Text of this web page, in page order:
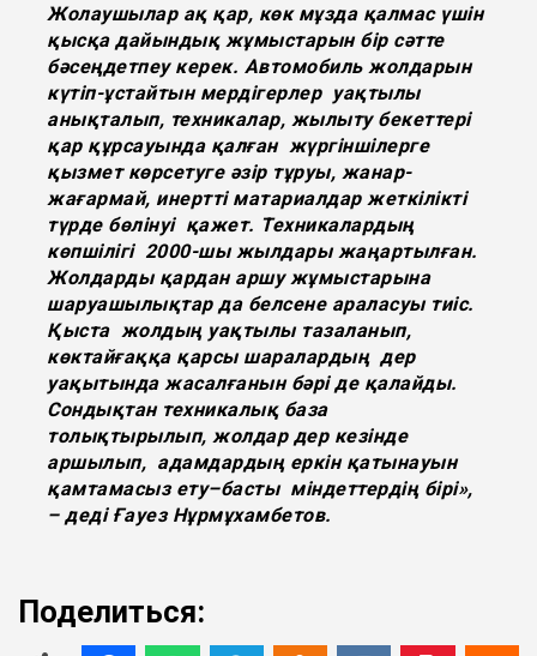
Жолаушылар ақ қар, көк мұзда қалмас үшін
қысқа дайындық жұмыстарын бір сәтте
бәсеңдетпеу керек. Автомобиль жолдарын
күтіп-ұстайтын мердігерлер уақтылы
анықталып, техникалар, жылыту бекеттері
қар құрсауында қалған жүргіншілерге
қызмет көрсетуге әзір тұруы, жанар-
жағармай, инертті матариалдар жеткілікті
түрде бөлінуі қажет. Техникалардың
көпшілігі 2000-шы жылдары жаңартылған.
Жолдарды қардан аршу жұмыстарына
шаруашылықтар да белсене араласуы тиіс.
Қыста жолдың уақтылы тазаланып,
көктайғаққа қарсы шаралардың дер
уақытында жасалғанын бәрі де қалайды.
Сондықтан техникалық база
толықтырылып, жолдар дер кезінде
аршылып, адамдардың еркін қатынауын
қамтамасыз ету–басты міндеттердің бірі»,
– деді Ғауез Нұрмұхамбетов.
Поделиться: